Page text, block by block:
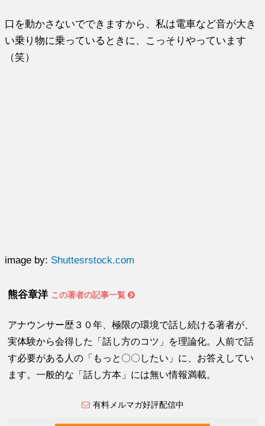
口を動かさないでできますから、私は電車など音が大き
い乗り物に乗っているときに、こっそりやっています
（笑）
image by: Shuttesrstock.com
熊谷章洋 この著者の記事一覧
アナウンサー歴３０年、極限の環境で話し続ける著者が、
実体験から会得した「話し方のコツ」を理論化。人前で話
す必要がある人の「もっと〇〇したい」に、お答えしてい
ます。一般的な「話し方本」には無い情報満載。
有料メルマガ好評配信中